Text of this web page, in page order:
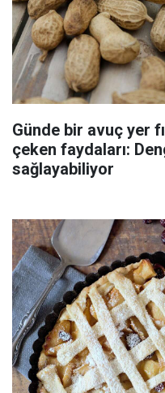
Günde bir avuç yer
çeken faydaları:
sağlayabiliyor